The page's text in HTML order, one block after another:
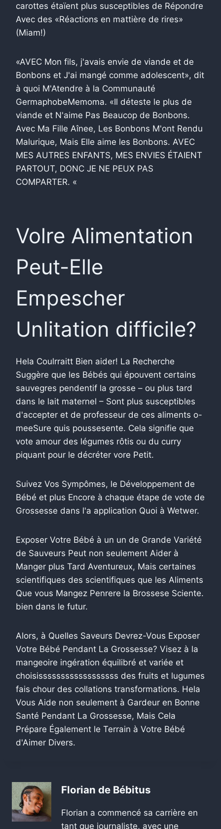
carottes étaïent plus susceptibles de Répondre
Avec des «Réactions en mattière de rires»
(Miam!)
«AVEC Mon fils, j'avais envie de viande et de
Bonbons et J'ai mangé comme adolescent», dit
à quoi M'Atendre à la Communauté
GermaphobeMemoma. «Il déteste le plus de
viande et N'aime Pas Beaucop de Bonbons.
Avec Ma Fille Aînee, Les Bonbons M'ont Rendu
Malurique, Mais Elle aime les Bonbons. AVEC
MES AUTRES ENFANTS, MES ENVIES ÉTAIENT
PARTOUT, DONC JE NE PEUX PAS
COMPARTER. «
Volre Alimentation
Peut-Elle
Empescher
Unlitation difficile?
Hela Coulrraitt Bien aider! La Recherche
Suggère que les Bébés qui épouvent certains
sauvegres pendentif la grosse – ou plus tard
dans le lait maternel – Sont plus susceptibles
d'accepter et de professeur de ces aliments o-
meeSure quis poussesente. Cela signifie que
vote amour des légumes rôtis ou du curry
piquant pour le décréter vore Petit.
Suivez Vos Sympômes, le Développement de
Bébé et plus Encore à chaque étape de vote de
Grossesse dans l'a application Quoi à Wetwer.
Exposer Votre Bébé à un un de Grande Variété
de Sauveurs Peut non seulement Aider à
Manger plus Tard Aventureux, Mais certaines
scientifiques des scientifiques que les Aliments
Que vous Mangez Penrere la Brossese Sciente.
bien dans le futur.
Alors, à Quelles Saveurs Devrez-Vous Exposer
Votre Bébé Pendant La Grossesse? Visez à la
mangeoire ingération équilibré et variée et
choisissssssssssssssssss des fruits et lugumes
fais chour des collations transformations. Hela
Vous Aide non seulement à Gardeur en Bonne
Santé Pendant La Grossesse, Mais Cela
Prépare Également le Terrain à Votre Bébé
d'Aimer Divers.
Florian de Bébitus
Florian a commencé sa carrière en
tant que journaliste, avec une